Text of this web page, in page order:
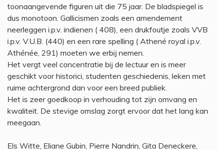
toonaangevende figuren uit die 75 jaar. De bladspiegel is
dus monotoon. Gallicismen zoals een amendement
neerleggen i.p.v. indienen ( 408), een drukfoutje zoals VVB
i.p.v. V.U.B. (440) en een rare spelling ( Athené royal i.p.v.
Athénée, 291) moeten we erbij nemen.
Het vergt veel concentratie bij de lectuur en is meer
geschikt voor historici, studenten geschiedenis, leken met
ruime achtergrond dan voor een breed publiek.
Het is zeer goedkoop in verhouding tot zijn omvang en
kwaliteit. De stevige omslag zorgt ervoor dat het lang kan
meegaan.
Els Witte, Eliane Gubin, Pierre Nandrin, Gita Deneckere,